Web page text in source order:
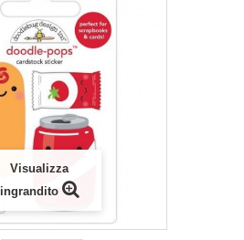
Visualizza
ingrandito